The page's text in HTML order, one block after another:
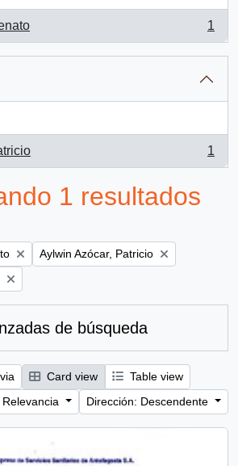
1
1
1 resultados
Remove filter:
Aylwin Azócar, Patricio
de búsqueda
Card view
Table view
Dirección: Descendente